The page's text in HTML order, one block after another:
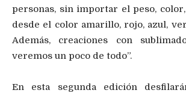
personas, sin importar el peso,
desde el color amarillo, rojo, azul,
Además, creaciones con
veremos un poco de todo”.
En esta segunda edición